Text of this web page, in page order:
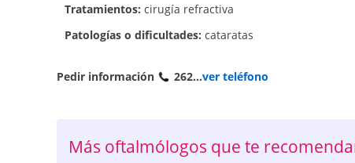
Tratamientos: cirugía refractiva
Patologí­as o dificultades: cataratas
Pedir información 262...ver teléfono
Más oftalmólogos que te